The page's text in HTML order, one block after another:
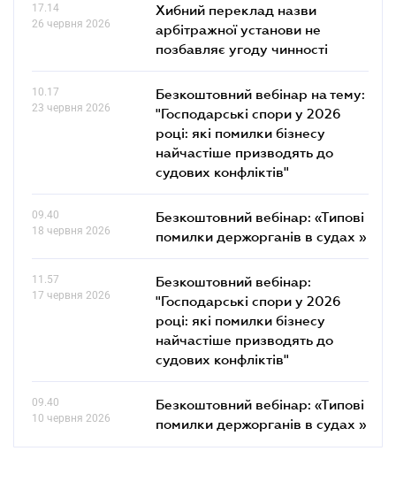
17.14
26 червня 2026
Хибний переклад назви
арбітражної установи не
позбавляє угоду чинності
10.17
23 червня 2026
Безкоштовний вебінар на тему:
"Господарські спори у 2026
році: які помилки бізнесу
найчастіше призводять до
судових конфліктів"
09.40
18 червня 2026
Безкоштовний вебінар: «Типові
помилки держорганів в судах »
11.57
17 червня 2026
Безкоштовний вебінар:
"Господарські спори у 2026
році: які помилки бізнесу
найчастіше призводять до
судових конфліктів"
09.40
10 червня 2026
Безкоштовний вебінар: «Типові
помилки держорганів в судах »